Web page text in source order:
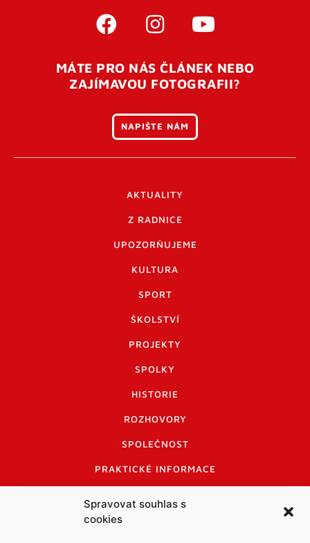
Spravovat souhlas s
cookies
MÁTE PRO NÁS ČLÁNEK NEBO
ZAJÍMAVOU FOTOGRAFII?
NAPIŠTE NÁM
AKTUALITY
Z RADNICE
UPOZORŇUJEME
KULTURA
SPORT
ŠKOLSTVÍ
PROJEKTY
SPOLKY
HISTORIE
ROZHOVORY
SPOLEČNOST
PRAKTICKÉ INFORMACE
INFORMACE A KODEX DISKUTUJÍCÍCH